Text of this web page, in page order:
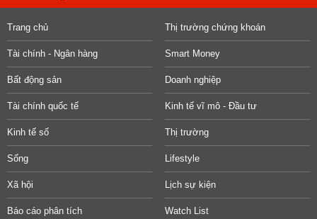
Trang chủ Thị trường chứng khoán
Tài chính - Ngân hàng Smart Money
Bất động sản Doanh nghiệp
Tài chính quốc tế Kinh tế vĩ mô - Đầu tư
Kinh tế số Thị trường
Sống Lifestyle
Xã hội Lịch sự kiện
Báo cáo phân tích Watch List